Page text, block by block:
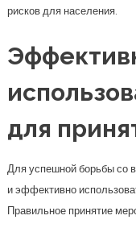
рисков для населения.
для
Для успешной борьбы со
и эффективно
Правильное принятие